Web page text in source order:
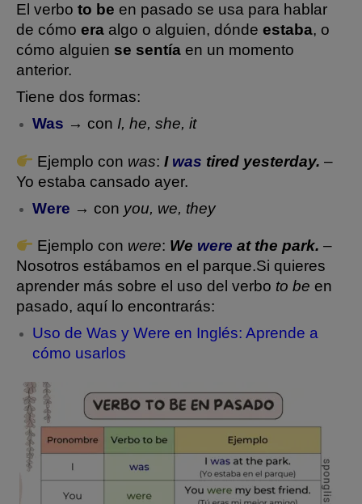
El verbo to be en pasado se usa para hablar
de cómo era algo o alguien, dónde estaba, o
cómo alguien se sentía en un momento
anterior.
Tiene dos formas:
Was → con I, he, she, it
Ejemplo con was:I was tired yesterday. –
Yo estaba cansado ayer.
Were → con you, we, they
Ejemplo con were: We were at the park. –
Nosotros estábamos en el parque.Si quieres
aprender más sobre el uso del verbo to be en
pasado, aquí lo encontrarás:
Uso de Was y Were en Inglés: Aprende a
cómo usarlos